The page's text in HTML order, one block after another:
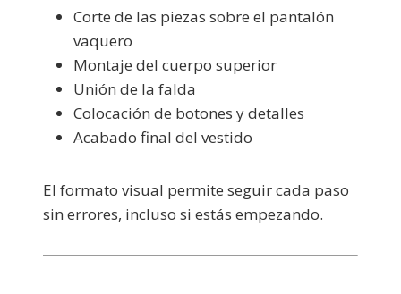
Corte de las piezas sobre el pantalón
vaquero
Montaje del cuerpo superior
Unión de la falda
Colocación de botones y detalles
Acabado final del vestido
El formato visual permite seguir cada paso
sin errores, incluso si estás empezando.